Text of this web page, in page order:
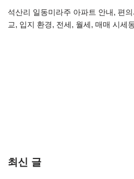
석산리 일동미라주 아파트 안내, 편
교, 입지 환경, 전세, 월세, 매매 시세
최신 글